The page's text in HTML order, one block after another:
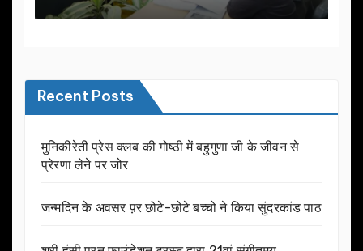
Recent Posts
मुनिकीरेती प्रेस क्लब की गोष्ठी में बहुगुणा जी के जीवन से
प्रेरणा लेने पर जोर
जन्मदिन के अवसर प़र छोटे-छोटे बच्चो ने किया सुंदरकांड पाठ